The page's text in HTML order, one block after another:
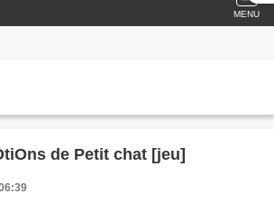
MENU
de Petit chat [jeu]